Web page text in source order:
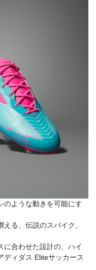
のような動きを可能にす
る、伝説のスパイク、
に合わせた設計の、ハイ
ディダス Eliteサッカース